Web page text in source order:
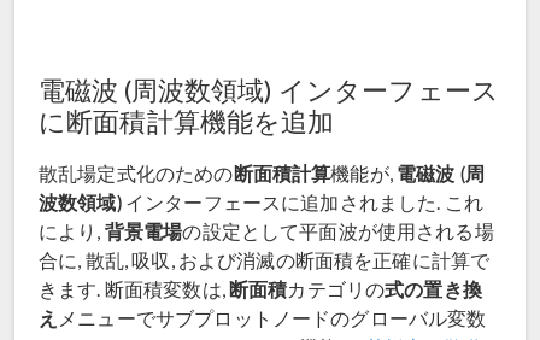
電磁波 (周波数領域) インターフェース
に断面積計算機能を追加
散乱場定式化のための断面積計算機能が, 電磁波 (周
波数領域)インターフェースに追加されました. これ
により, 背景電場の設定として平面波が使用される場
合に, 散乱, 吸収, および消滅の断面積を正確に計算で
きます. 断面積変数は, 断面積カテゴリの式の置き換
え メニューでサブプロットノードのグローバル変数